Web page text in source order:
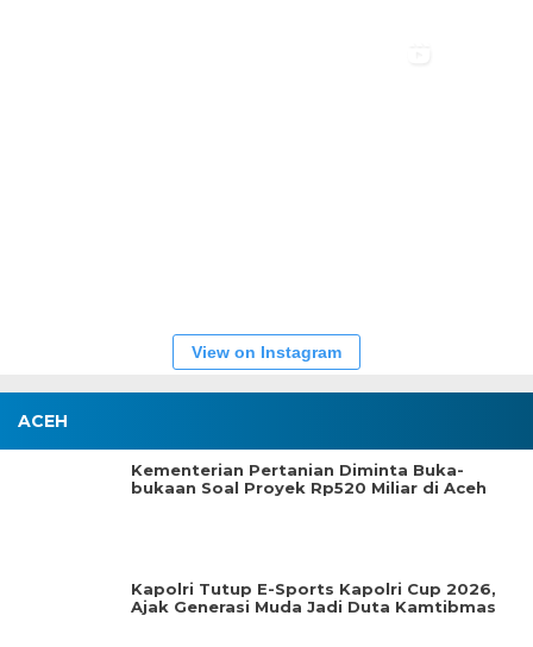
View on Instagram
ACEH
Kementerian Pertanian Diminta Buka-
bukaan Soal Proyek Rp520 Miliar di Aceh
Kapolri Tutup E-Sports Kapolri Cup 2026,
Ajak Generasi Muda Jadi Duta Kamtibmas